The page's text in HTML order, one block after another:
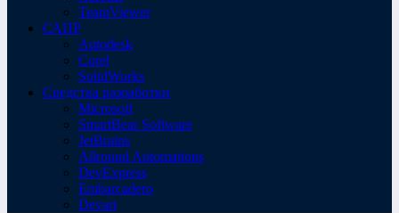
TeamViewer
САПР
Autodesk
Corel
SolidWorks
Средства разработки
Microsoft
SmartBear Software
JetBrains
Allround Automations
DevExpress
Embarcadero
Devart